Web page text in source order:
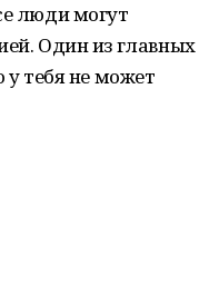
люди могут
Один из главных
у тебя не может